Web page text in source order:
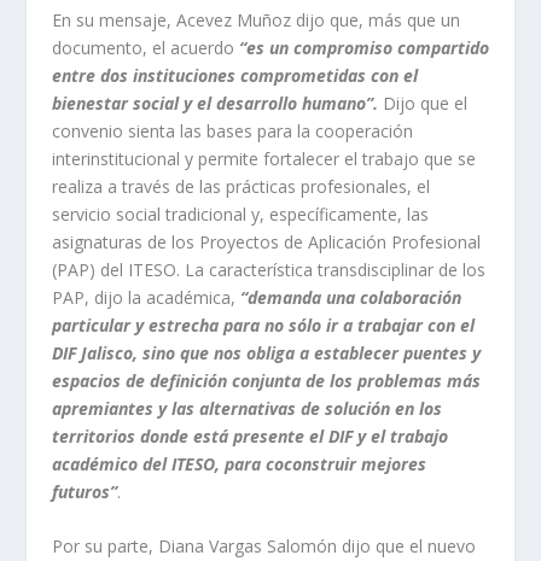
En su mensaje, Acevez Muñoz dijo que, más que un
documento, el acuerdo “es un compromiso compartido
entre dos instituciones comprometidas con el
bienestar social y el desarrollo humano”. Dijo que el
convenio sienta las bases para la cooperación
interinstitucional y permite fortalecer el trabajo que se
realiza a través de las prácticas profesionales, el
servicio social tradicional y, específicamente, las
asignaturas de los Proyectos de Aplicación Profesional
(PAP) del ITESO. La característica transdisciplinar de los
PAP, dijo la académica, “demanda una colaboración
particular y estrecha para no sólo ir a trabajar con el
DIF Jalisco, sino que nos obliga a establecer puentes y
espacios de definición conjunta de los problemas más
apremiantes y las alternativas de solución en los
territorios donde está presente el DIF y el trabajo
académico del ITESO, para coconstruir mejores
futuros”.
Por su parte, Diana Vargas Salomón dijo que el nuevo